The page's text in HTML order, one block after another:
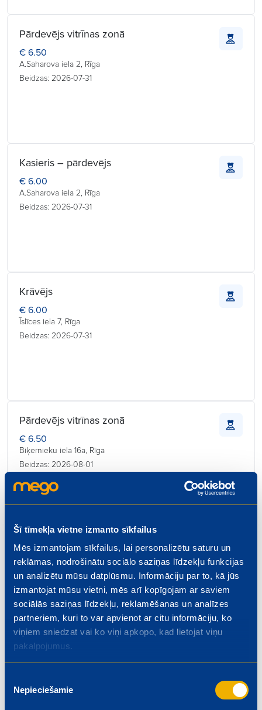
Šī tīmekļa vietne izmanto sīkfailus
Mēs izmantojam sīkfailus, lai personalizētu saturu un
reklāmas, nodrošinātu sociālo saziņas līdzekļu funkcijas
un analizētu mūsu datplūsmu. Informāciju par to, kā jūs
izmantojat mūsu vietni, mēs arī kopīgojam ar saviem
sociālās saziņas līdzekļu, reklamēšanas un analīzes
partneriem, kuri to var apvienot ar citu informāciju, ko
viņiem sniedzat vai ko viņi apkopo, kad lietojat viņu
pakalpojumus.
izvēle
Nepieciešamie
Pārdevējs vitrīnas zonā
€ 6.50
A.Saharova iela 2, Rīga
Beidzas: 2026-07-31
Kasieris – pārdevējs
€ 6.00
A.Saharova iela 2, Rīga
Beidzas: 2026-07-31
Krāvējs
€ 6.00
Īslīces iela 7, Rīga
Beidzas: 2026-07-31
Pārdevējs vitrīnas zonā
€ 6.50
Biķernieku iela 16a, Rīga
Beidzas: 2026-08-01
Kulinārijas ceha vadītājs
€ 1300.00
Rīgas iela 4, Valmiera
Beidzas: 2026-08-01
€ 5.50